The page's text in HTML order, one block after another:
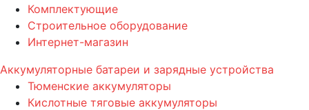
Комплектующие
Строительное оборудование
Интернет-магазин
Аккумуляторные батареи и зарядные устройства
Тюменские аккумуляторы
Кислотные тяговые аккумуляторы